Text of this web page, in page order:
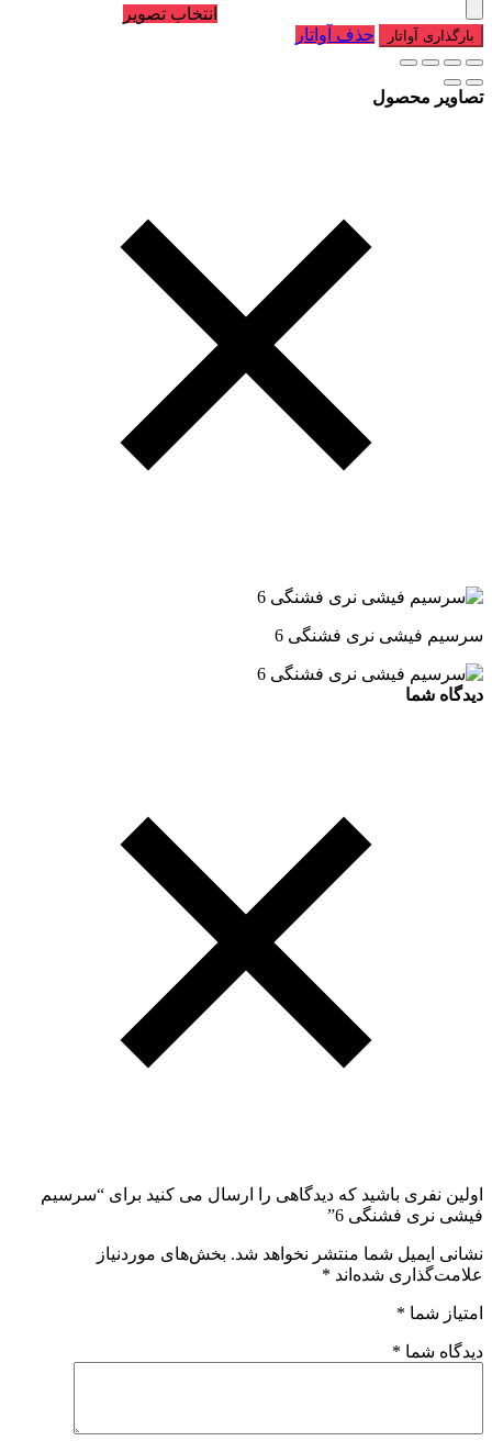
انتخاب تصویر
بارگذاری آواتار حذف آواتار
تصاویر محصول
سرسیم فیشی نری فشنگی 6
دیدگاه شما
اولین نفری باشید که دیدگاهی را ارسال می کنید برای “سرسیم
فیشی نری فشنگی 6”
نشانی ایمیل شما منتشر نخواهد شد. بخش‌های موردنیاز
علامت‌گذاری شده‌اند *
امتیاز شما *
دیدگاه شما *